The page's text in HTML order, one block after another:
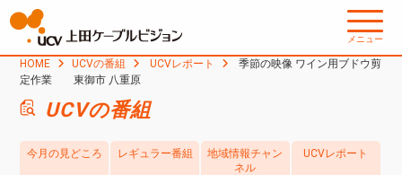
メニュー
HOME UCVの番組 UCVレポート
季節の映像 ワイン用ブドウ剪
定作業 東御市 八重原
UCVの番組
今月の見どころ レギュラー番組
地域情報チャン
ネル
UCVレポート